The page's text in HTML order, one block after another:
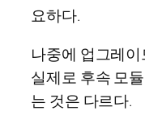
요하다.
나중에 업그레
실제로 후속 모
는 것은 다르다.